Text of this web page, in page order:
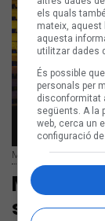
Maria del Mar Bonet i
Maria del
seves
els quals
mateix, aquest
aquesta
utilitzar dades
És possible
personals per
disconformitat
següents. A la
web, cerca un
configuració